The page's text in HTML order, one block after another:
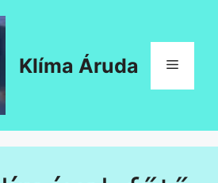
Klíma Áruda Menü